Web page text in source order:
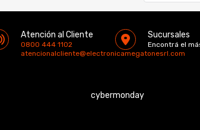
Atención al Cliente
0800 444 1102
atencionalcliente@electronicamegatonesrl.com
Sucursales
Encontrá el
cybermonday